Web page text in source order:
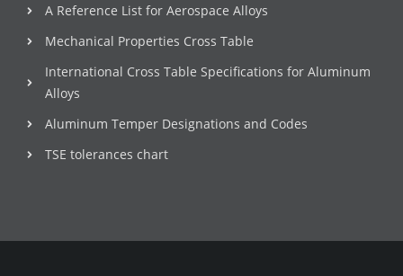
A Reference List for Aerospace Alloys
Mechanical Properties Cross Table
International Cross Table Specifications for Aluminum
Alloys
Aluminum Temper Designations and Codes
TSE tolerances chart